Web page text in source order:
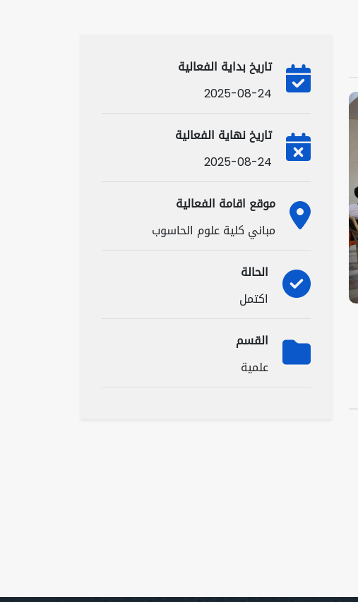
تاريخ بداية الفعالية
2025-08-24
تاريخ نهاية الفعالية
2025-08-24
موقع اقامة الفعالية
مباني كلية علوم الحاسوب
الحالة
اكتمل
القسم
علمية